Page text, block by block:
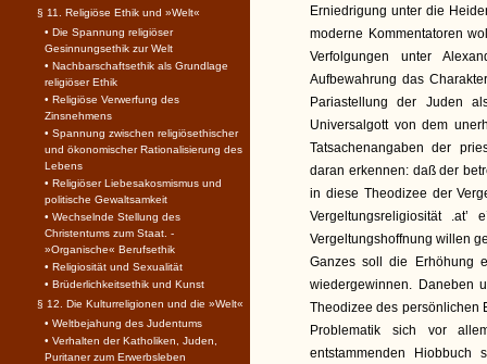
Erniedrigung unter die
moderne Kommentatoren
Verfolgungen unter
Aufbewahrung das
Pariastellung der Juden
Universalgott von dem
Tatsachenangaben der
daran erkennen: daß der
in diese Theodizee der
Vergeltungsreligiosität
Vergeltungshoffnung willen
Ganzes soll die Erhöhung
wiedergewinnen. Daneben
Theodizee des persönlichen
Problematik sich vor
entstammenden
§ 11. Religiöse Ethik und »Welt«
• Die Spannung religiöser
Gesinnungsethik zur Welt
• Nachbarschaftsethik als Grundlage
religiöser Ethik
• Religiöse Verwerfung des
Zinsnehmens
• Spannung zwischen religiösethischer
und ökonomischer Rationalisierung des
Lebens
• Religiöser Liebesakosmismus und
politische Gewaltsamkeit
• Wechselnde Stellung des
Christentums zum Staat. -
»Organische« Berufsethik
• Religiosität und Sexualität
• Brüderlichkeitsethik und Kunst
§ 12. Die Kulturreligionen und die »Welt«
• Weltbejahung des Judentums
• Verhalten der Katholiken, Juden,
Puritaner zum Erwerbsleben